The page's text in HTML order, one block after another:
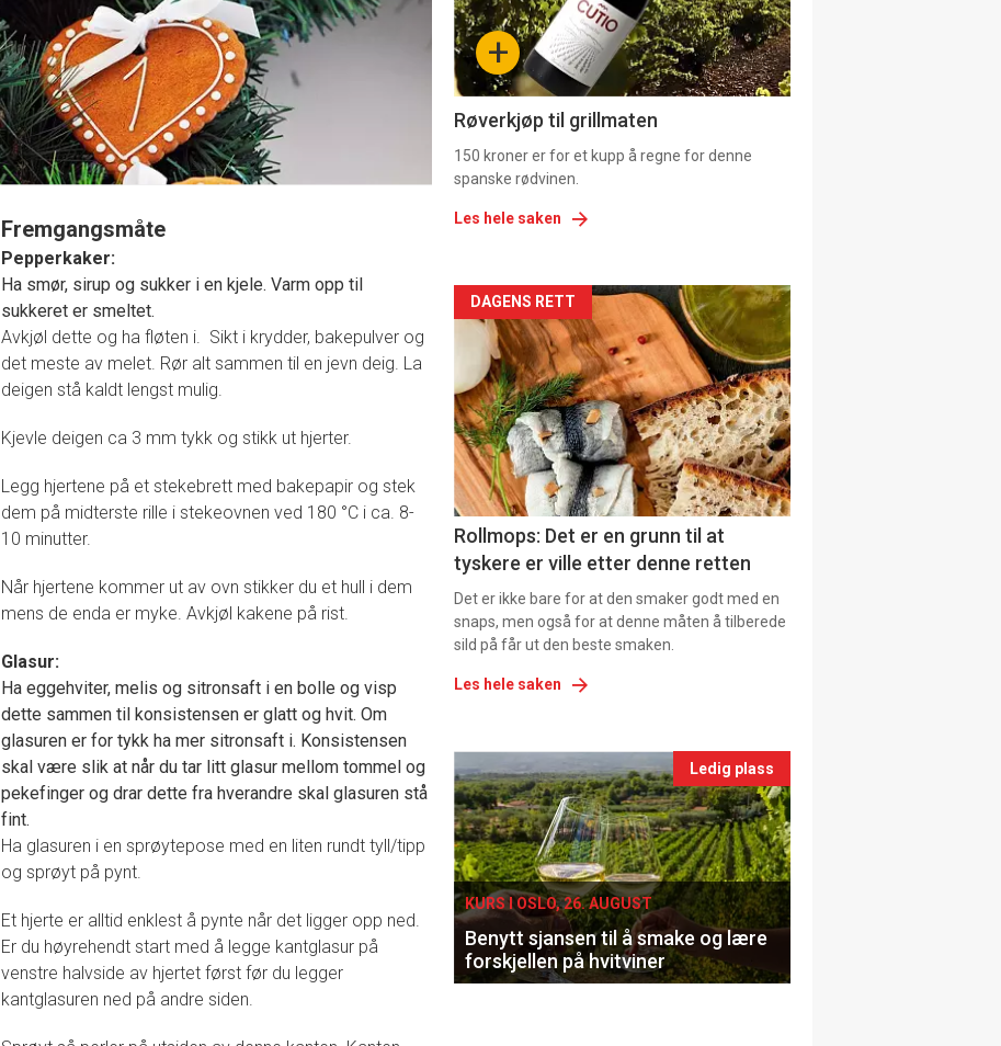
Fremgangsmåte
Pepperkaker:
Ha smør, sirup og sukker i en kjele. Varm opp til
sukkeret er smeltet.
Avkjøl dette og ha fløten i. Sikt i krydder, bakepulver og
det meste av melet. Rør alt sammen til en jevn deig. La
deigen stå kaldt lengst mulig.
Kjevle deigen ca 3 mm tykk og stikk ut hjerter.
Legg hjertene på et stekebrett med bakepapir og stek
dem på midterste rille i stekeovnen ved 180 °C i ca. 8-
10 minutter.
Når hjertene kommer ut av ovn stikker du et hull i dem
mens de enda er myke. Avkjøl kakene på rist.
Glasur:
Ha eggehviter, melis og sitronsaft i en bolle og visp
dette sammen til konsistensen er glatt og hvit. Om
glasuren er for tykk ha mer sitronsaft i. Konsistensen
skal være slik at når du tar litt glasur mellom tommel og
pekefinger og drar dette fra hverandre skal glasuren stå
fint.
Ha glasuren i en sprøytepose med en liten rundt tyll/tipp
og sprøyt på pynt.
Et hjerte er alltid enklest å pynte når det ligger opp ned.
Er du høyrehendt start med å legge kantglasur på
venstre halvside av hjertet først før du legger
kantglasuren ned på andre siden.
section
11
Dagens
rett
2
+
Røverkjøp til grillmaten
150 kroner er for et kupp å regne for denne
spanske rødvinen.
Les hele saken
Artikler
detail
-
section
11
Ukens
vin
DAGENS RETT
Rollmops: Det er en grunn til at
tyskere er ville etter denne retten
Det er ikke bare for at den smaker godt med en
snaps, men også for at denne måten å tilberede
sild på får ut den beste smaken.
Les hele saken
Events
single
Ledig plass
KURS I OSLO, 26. AUGUST
Benytt sjansen til å smake og lære
forskjellen på hvitviner